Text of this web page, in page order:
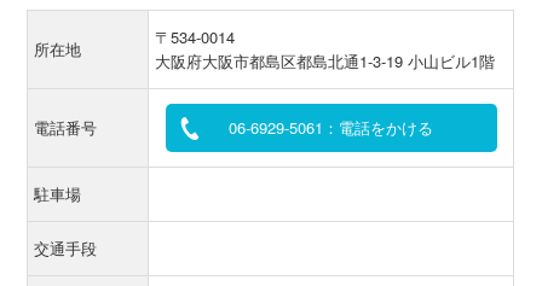
所在地
〒534-0014
大阪府大阪市都島区都島北通1-3-19 小山ビル1階
電話番号 06-6929-5061：電話をかける
駐車場
交通手段